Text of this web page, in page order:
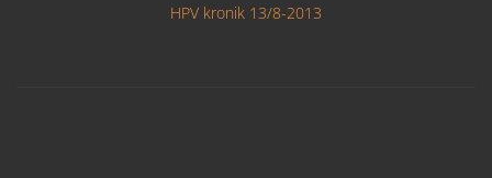
HPV kronik 13/8-2013